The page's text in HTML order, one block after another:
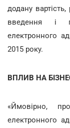
додану
введення і
електронного
2015 року.
ВПЛИВ НА
«Ймовірно,
електронного